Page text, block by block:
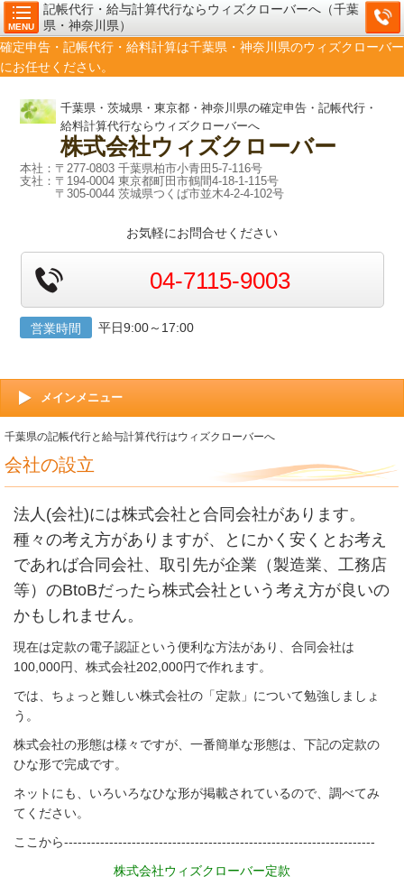
MENU
記帳代行・給与計算代行ならウィズクローバーへ（千葉
県・神奈川県）
確定申告・記帳代行・給料計算は千葉県・神奈川県のウィズクローバー
にお任せください。
千葉県・茨城県・東京都・神奈川県の確定申告・記帳代行・
給料計算代行ならウィズクローバーへ
株式会社ウィズクローバー
本社：〒277-0803 千葉県柏市小青田5-7-116号
支社：〒194-0004 東京都町田市鶴間4-18-1-115号
〒305-0044 茨城県つくば市並木4-2-4-102号
お気軽にお問合せください
04-7115-9003
営業時間 平日9:00～17:00
メインメニュー
千葉県の記帳代行と給与計算代行はウィズクローバーへ
会社の設立
法人(会社)には株式会社と合同会社があります。
種々の考え方がありますが、とにかく安くとお考え
であれば合同会社、取引先が企業（製造業、工務店
等）のBtoBだったら株式会社という考え方が良いの
かもしれません。
現在は定款の電子認証という便利な方法があり、合同会社は
100,000円、株式会社202,000円で作れます。
では、ちょっと難しい株式会社の「定款」について勉強しましょ
う。
株式会社の形態は様々ですが、一番簡単な形態は、下記の定款の
ひな形で完成です。
ネットにも、いろいろなひな形が掲載されているので、調べてみ
てください。
ここから---------------------------------------------------------------------
株式会社ウィズクローバー定款